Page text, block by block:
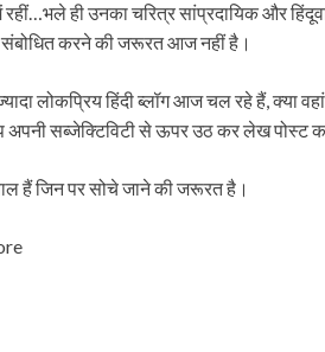
रहीं…भले ही उनका चरित्र सांप्रदायिक और
करने की जरूरत आज नहीं है।
लोकप्रिय हिंदी ब्‍लॉग आज चल रहे हैं, क्‍या
अपनी सब्‍जेक्टिविटी से ऊपर उठ कर लेख
हैं जिन पर सोचे जाने की जरूरत है।